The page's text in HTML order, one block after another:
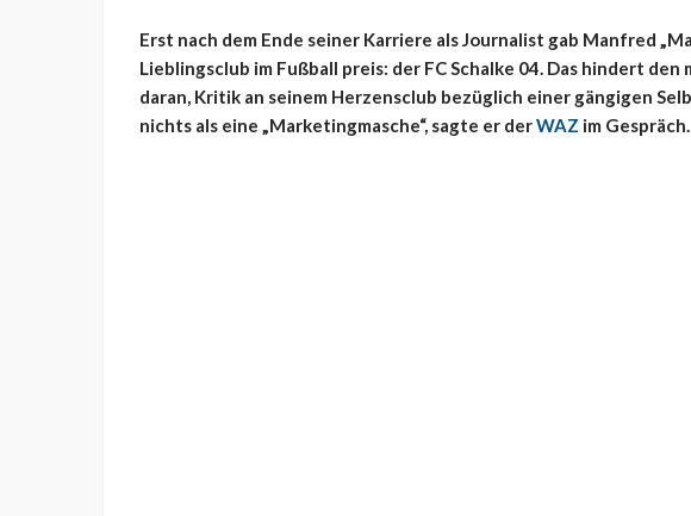
Erst nach dem Ende seiner Karriere als Journalist gab Manfred
Lieblingsclub im Fußball preis: der FC Schalke 04. Das hindert
daran, Kritik an seinem Herzensclub bezüglich einer gängigen
nichts als eine „Marketingmasche“, sagte er derWAZ im Gespräch.